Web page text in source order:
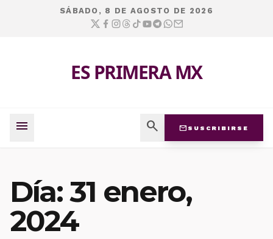
SÁBADO, 8 DE AGOSTO DE 2026
ES PRIMERA MX
menu search mail SUSCRIBIRSE
Día:31 enero,
2024